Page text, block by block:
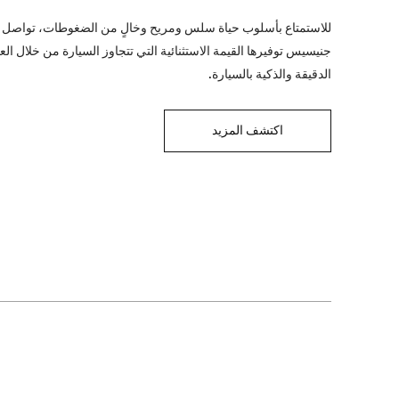
للاستمتاع بأسلوب حياة سلس ومريح وخالٍ من الضغوطات، تواصل
جنيسيس توفيرها القيمة الاستثنائية التي تتجاوز السيارة من خلال
الدقيقة والذكية بالسيارة.
اكتشف المزيد